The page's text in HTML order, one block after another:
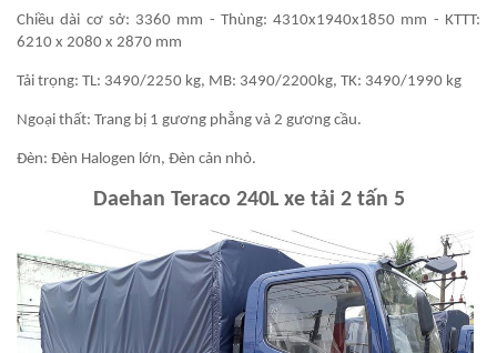
Chiều dài cơ sở: 3360 mm - Thùng: 4310x1940x1850 mm - KTTT:
6210 x 2080 x 2870 mm
Tải trọng: TL: 3490/2250 kg, MB: 3490/2200kg, TK: 3490/1990 kg
Ngoại thất: Trang bị 1 gương phẳng và 2 gương cầu.
Đèn: Đèn Halogen lớn, Đèn cản nhỏ.
Daehan Teraco 240L xe tải 2 tấn 5